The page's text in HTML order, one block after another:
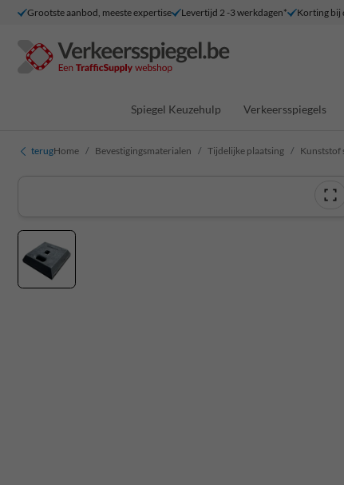
Grootste aanbod, meeste expertise Levertijd 2 -3 werkdagen* Korting bij
Spiegel Keuzehulp Verkeersspiegels
terugHome Bevestigingsmaterialen Tijdelijke plaatsing Kunststof